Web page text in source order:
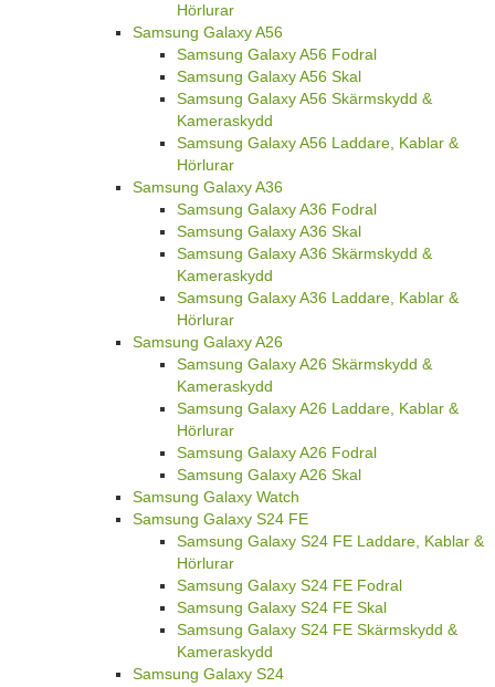
Hörlurar
Samsung Galaxy A56
Samsung Galaxy A56 Fodral
Samsung Galaxy A56 Skal
Samsung Galaxy A56 Skärmskydd &
Kameraskydd
Samsung Galaxy A56 Laddare, Kablar &
Hörlurar
Samsung Galaxy A36
Samsung Galaxy A36 Fodral
Samsung Galaxy A36 Skal
Samsung Galaxy A36 Skärmskydd &
Kameraskydd
Samsung Galaxy A36 Laddare, Kablar &
Hörlurar
Samsung Galaxy A26
Samsung Galaxy A26 Skärmskydd &
Kameraskydd
Samsung Galaxy A26 Laddare, Kablar &
Hörlurar
Samsung Galaxy A26 Fodral
Samsung Galaxy A26 Skal
Samsung Galaxy Watch
Samsung Galaxy S24 FE
Samsung Galaxy S24 FE Laddare, Kablar &
Hörlurar
Samsung Galaxy S24 FE Fodral
Samsung Galaxy S24 FE Skal
Samsung Galaxy S24 FE Skärmskydd &
Kameraskydd
Samsung Galaxy S24